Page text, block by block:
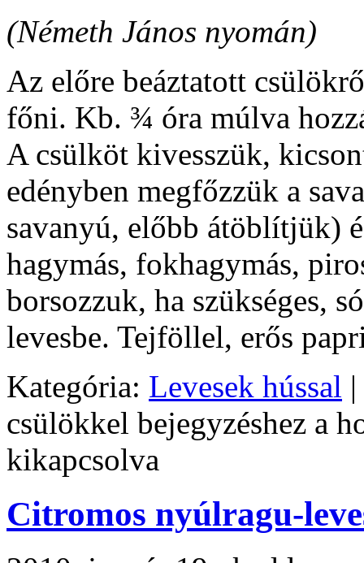
(Németh János nyomán)
Az előre beáztatott
főni. Kb. ¾ óra múlva
A csülköt kivesszük,
edényben megfőzzük a
savanyú, előbb átöblítjük)
hagymás, fokhagymás,
borsozzuk, ha szükséges,
levesbe. Tejföllel, erős
Kategória: Levesek hússal |
csülökkel bejegyzéshez a
kikapcsolva
Citromos nyúlragu-